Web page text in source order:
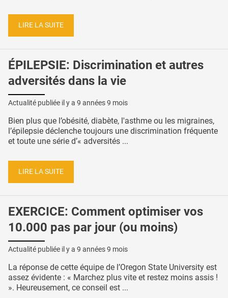
LIRE LA SUITE
ÉPILEPSIE: Discrimination et autres
adversités dans la vie
Actualité publiée il y a 9 années 9 mois
Bien plus que l’obésité, diabète, l'asthme ou les migraines,
l’épilepsie déclenche toujours une discrimination fréquente
et toute une série d’« adversités ...
LIRE LA SUITE
EXERCICE: Comment optimiser vos
10.000 pas par jour (ou moins)
Actualité publiée il y a 9 années 9 mois
La réponse de cette équipe de l’Oregon State University est
assez évidente : « Marchez plus vite et restez moins assis !
». Heureusement, ce conseil est ...